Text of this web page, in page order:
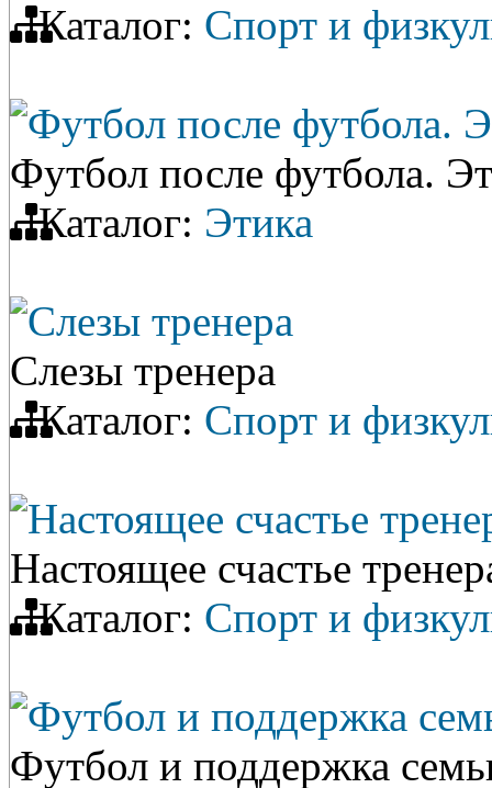
Каталог: Спорт и
Футбол после футбола.
Футбол после футбола.
Каталог: Этика
Слезы тренера
Слезы тренера
Каталог: Спорт и
Настоящее счастье
Настоящее счастье
Каталог: Спорт и
Футбол и поддержка
Футбол и поддержка